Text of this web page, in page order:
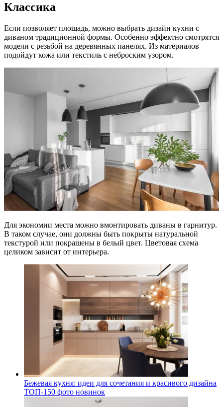
Классика
Если позволяет площадь, можно выбрать дизайн кухни с
диваном традиционной формы. Особенно эффектно смотрятся
модели с резьбой на деревянных панелях. Из материалов
подойдут кожа или текстиль с неброским узором.
Для экономии места можно вмонтировать диваны в гарнитур.
В таком случае, они должны быть покрыты натуральной
текстурой или покрашены в белый цвет. Цветовая схема
целиком зависит от интерьера.
Бежевая кухня: идеи для сочетания и красивого дизайна
ТОП-150 фото новинок